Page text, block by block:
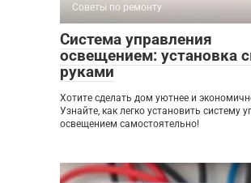
Советы по ремонту
Система управления
освещением: установка
руками
Хотите сделать дом уютнее и
Узнайте, как легко установить систему
освещением самостоятельно!